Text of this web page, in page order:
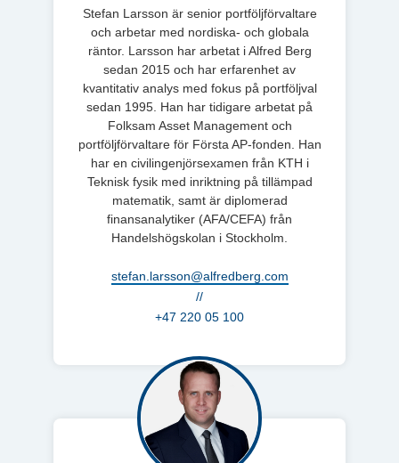
Stefan Larsson är senior portföljförvaltare
och arbetar med nordiska- och globala
räntor. Larsson har arbetat i Alfred Berg
sedan 2015 och har erfarenhet av
kvantitativ analys med fokus på portföljval
sedan 1995. Han har tidigare arbetat på
Folksam Asset Management och
portföljförvaltare för Första AP-fonden. Han
har en civilingenjörsexamen från KTH i
Teknisk fysik med inriktning på tillämpad
matematik, samt är diplomerad
finansanalytiker (AFA/CEFA) från
Handelshögskolan i Stockholm.
stefan.larsson@alfredberg.com
//
+47 220 05 100